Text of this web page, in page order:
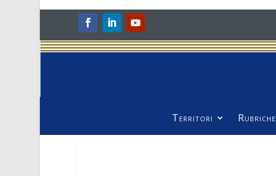
Territori Rubriche